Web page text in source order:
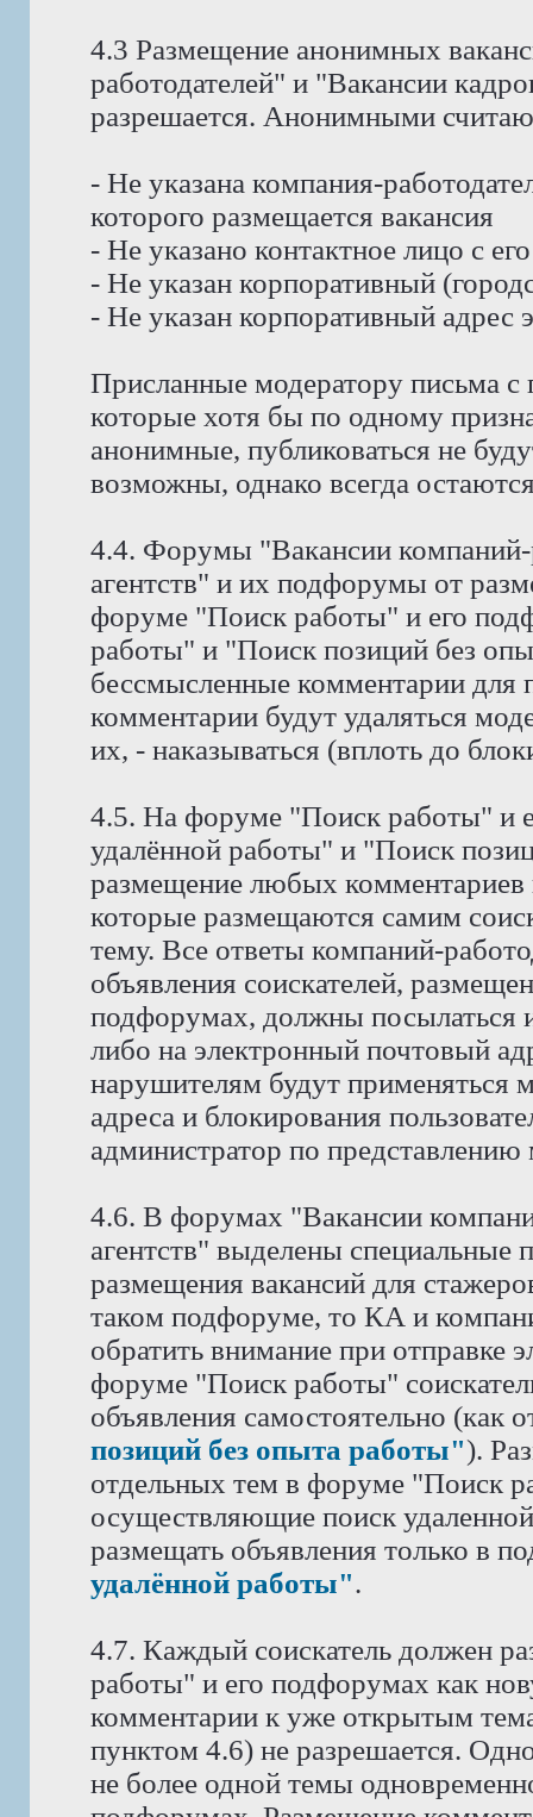
4.3 Размещение анонимных
работодателей" и "Вакансии
разрешается. Анонимными
- Не указана компания-
которого размещается вакансия
- Не указано контактное лицо с
- Не указан корпоративный
- Не указан корпоративный адрес
Присланные модератору письма
которые хотя бы по одному
анонимные, публиковаться не
возможны, однако всегда
4.4. Форумы "Вакансии компаний-
агентств" и их подфорумы от
форуме "Поиск работы" и его
работы" и "Поиск позиций без
бессмысленные комментарии для
комментарии будут удаляться
их, - наказываться (вплоть до
4.5. На форуме "Поиск работы" и
удалённой работы" и "Поиск
размещение любых комментариев
которые размещаются самим
тему. Все ответы компаний-
объявления соискателей,
подфорумах, должны посылаться
либо на электронный почтовый
нарушителям будут применяться
адреса и блокирования
администратор по представлению
4.6. В форумах "Вакансии
агентств" выделены
размещения вакансий для
таком подфоруме, то КА и
обратить внимание при отправке
форуме "Поиск работы"
объявления самостоятельно
позиций без опыта работы").
отдельных тем в форуме "Поиск
осуществляющие поиск
размещать объявления только в
удалённой работы".
4.7. Каждый соискатель должен
работы" и его подфорумах как
комментарии к уже открытым
пунктом 4.6) не разрешается.
не более одной темы